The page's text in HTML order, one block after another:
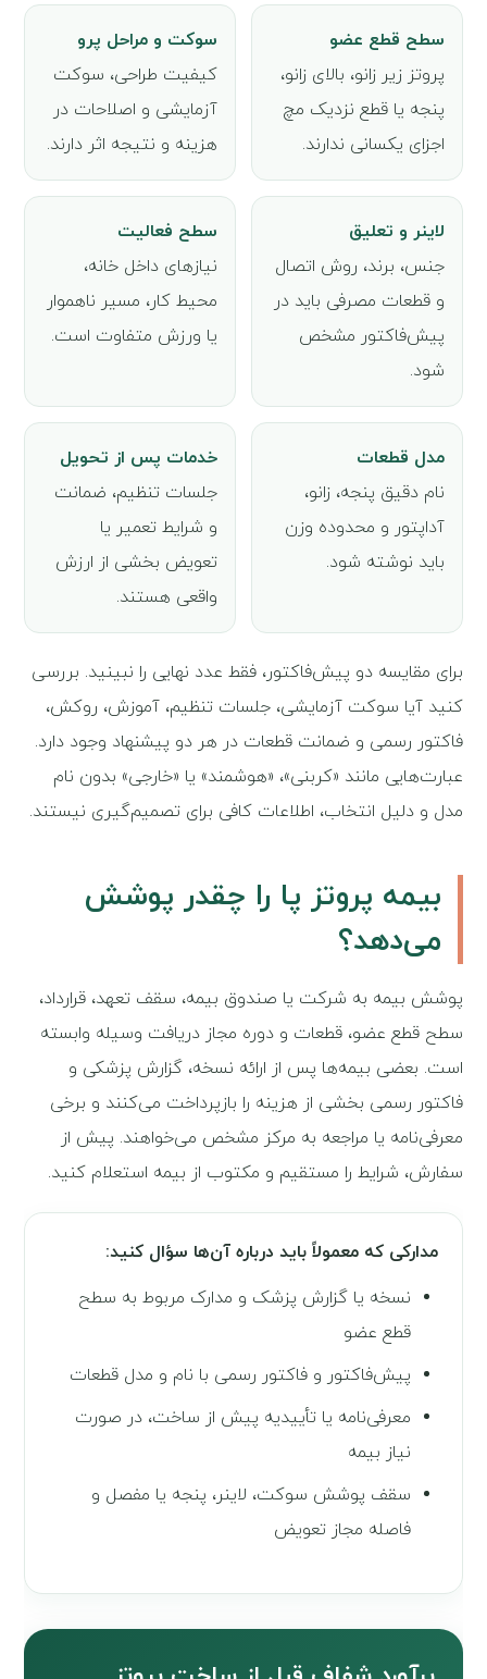
سطح قطع عضو
پروتز زیر زانو، بالای زانو،
پنجه یا قطع نزدیک مچ
اجزای یکسانی ندارند.
سوکت و مراحل پرو
کیفیت طراحی، سوکت
آزمایشی و اصلاحات در
هزینه و نتیجه اثر دارند.
لاینر و تعلیق
جنس، برند، روش اتصال
و قطعات مصرفی باید در
پیش‌فاکتور مشخص
شود.
سطح فعالیت
نیازهای داخل خانه،
محیط کار، مسیر ناهموار
یا ورزش متفاوت است.
مدل قطعات
نام دقیق پنجه، زانو،
آداپتور و محدوده وزن
باید نوشته شود.
خدمات پس از تحویل
جلسات تنظیم، ضمانت
و شرایط تعمیر یا
تعویض بخشی از ارزش
واقعی هستند.
برای مقایسه دو پیش‌فاکتور، فقط عدد نهایی را نبینید. بررسی
کنید آیا سوکت آزمایشی، جلسات تنظیم، آموزش، روکش،
فاکتور رسمی و ضمانت قطعات در هر دو پیشنهاد وجود دارد.
عبارت‌هایی مانند «کربنی»، «هوشمند» یا «خارجی» بدون نام
مدل و دلیل انتخاب، اطلاعات کافی برای تصمیم‌گیری نیستند.
بیمه پروتز پا را چقدر پوشش
می‌دهد؟
پوشش بیمه به شرکت یا صندوق بیمه، سقف تعهد، قرارداد،
سطح قطع عضو، قطعات و دوره مجاز دریافت وسیله وابسته
است. بعضی بیمه‌ها پس از ارائه نسخه، گزارش پزشکی و
فاکتور رسمی بخشی از هزینه را بازپرداخت می‌کنند و برخی
معرفی‌نامه یا مراجعه به مرکز مشخص می‌خواهند. پیش از
سفارش، شرایط را مستقیم و مکتوب از بیمه استعلام کنید.
مدارکی که معمولاً باید درباره آن‌ها سؤال کنید:
نسخه یا گزارش پزشک و مدارک مربوط به سطح
قطع عضو
پیش‌فاکتور و فاکتور رسمی با نام و مدل قطعات
معرفی‌نامه یا تأییدیه پیش از ساخت، در صورت
نیاز بیمه
سقف پوشش سوکت، لاینر، پنجه یا مفصل و
فاصله مجاز تعویض